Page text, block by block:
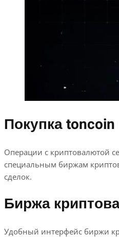
Покупка
Операции с криптовалютой
специальным биржам
сделок.
Биржа
Удобный интерфейс биржи